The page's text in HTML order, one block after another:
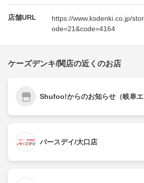
店舗URL
https://www.ksdenki.co.jp/
ode=21&code=4164
ケーズデンキ/関店の近くのお店
Shufoo!からのお知らせ（岐阜エ
バースデイ/大口店